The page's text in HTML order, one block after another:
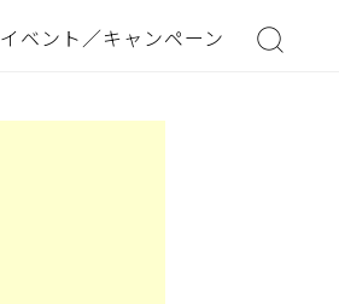
イベント／キャンペーン